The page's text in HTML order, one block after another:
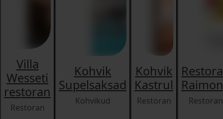
Villa
Wesseti
restoran
Restoran
Kohvik
Supelsaksad
Kohvikud
Kohvik
Kastrul
Restoran Restoran